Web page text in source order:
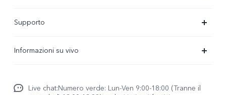
X300
Supporto
Funtouch OS
Informazioni su vivo
Lavori con noi
Live chat:Numero verde: Lun-Ven 9:00-18:00 (Tranne il